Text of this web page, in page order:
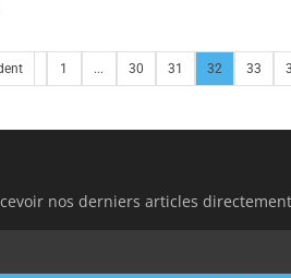
1 ... 30 31 32 33
nos derniers articles